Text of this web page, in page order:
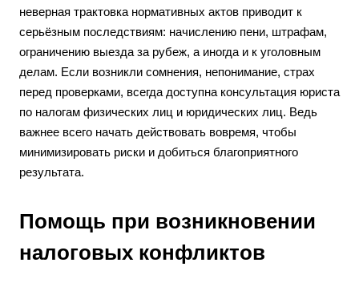
неверная трактовка нормативных актов приводит к
серьёзным последствиям: начислению пени, штрафам,
ограничению выезда за рубеж, а иногда и к уголовным
делам. Если возникли сомнения, непонимание, страх
перед проверками, всегда доступна консультация юриста
по налогам физических лиц и юридических лиц. Ведь
важнее всего начать действовать вовремя, чтобы
минимизировать риски и добиться благоприятного
результата.
Помощь при возникновении
налоговых конфликтов